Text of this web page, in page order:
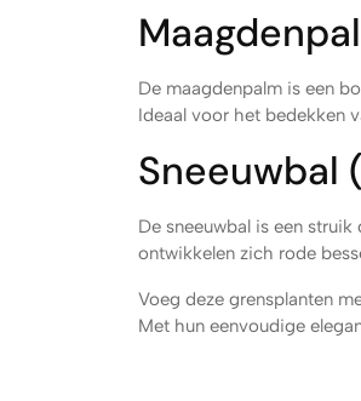
De maagdenpalm is een
Ideaal voor het bedekken
Sneeuwbal
De sneeuwbal is een
ontwikkelen zich rode
Voeg deze grensplanten
Met hun eenvoudige